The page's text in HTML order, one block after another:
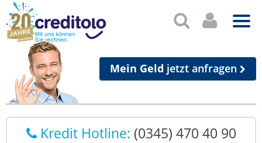
Mein Geld jetzt anfragen
Kredit Hotline: (0345) 470 40 90